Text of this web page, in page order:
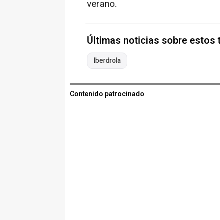
verano.
Últimas noticias sobre estos
Iberdrola
Contenido patrocinado